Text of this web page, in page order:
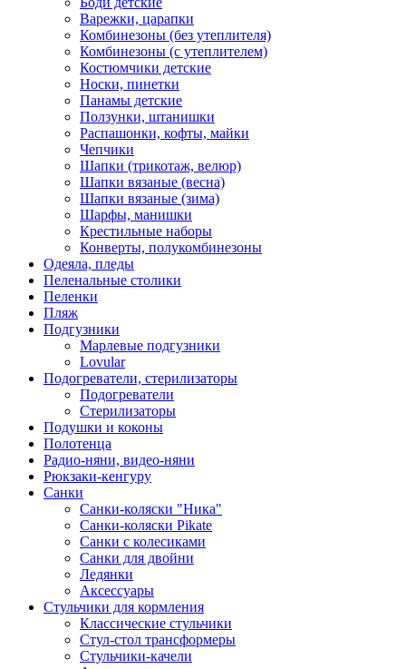
Варежки, царапки
Комбинезоны (без утеплителя)
Комбинезоны (с утеплителем)
Костюмчики детские
Носки, пинетки
Панамы детские
Ползунки, штанишки
Распашонки, кофты, майки
Чепчики
Шапки (трикотаж, велюр)
Шапки вязаные (весна)
Шапки вязаные (зима)
Шарфы, манишки
Крестильные наборы
Конверты, полукомбинезоны
Одеяла, пледы
Пеленальные столики
Пеленки
Пляж
Подгузники
Марлевые подгузники
Lovular
Подогреватели, стерилизаторы
Подогреватели
Стерилизаторы
Подушки и коконы
Полотенца
Радио-няни, видео-няни
Рюкзаки-кенгуру
Санки
Санки-коляски "Ника"
Санки-коляски Pikate
Санки с колесиками
Санки для двойни
Ледянки
Аксессуары
Стульчики для кормления
Классические стульчики
Стул-стол трансформеры
Стульчики-качели